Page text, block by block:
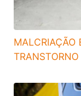
MALCRIAÇÃO